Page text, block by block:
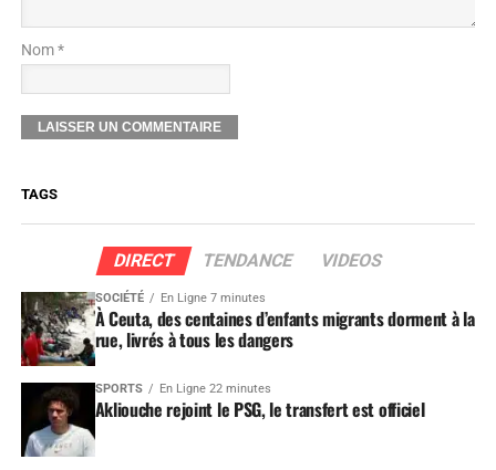
Nom *
TAGS
DIRECT TENDANCE VIDEOS
SOCIÉTÉ En Ligne 7 minutes
À Ceuta, des centaines d’enfants migrants dorment à la
rue, livrés à tous les dangers
SPORTS En Ligne 22 minutes
Akliouche rejoint le PSG, le transfert est officiel